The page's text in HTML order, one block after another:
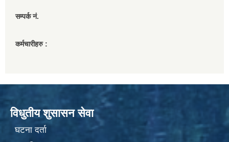
सम्पर्क नं.
कर्मचारीहरु :
विधुतीय शुसासन सेवा
घटना दर्ता